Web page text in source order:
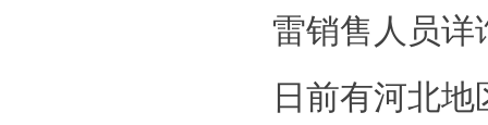
雷销售人员详
日前有河北